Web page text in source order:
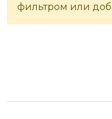
фильтром или